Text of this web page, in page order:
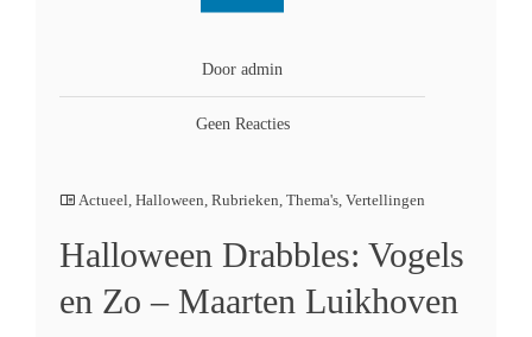
Door admin
Geen Reacties
Actueel, Halloween, Rubrieken, Thema's, Vertellingen
Halloween Drabbles: Vogels
en Zo – Maarten Luikhoven